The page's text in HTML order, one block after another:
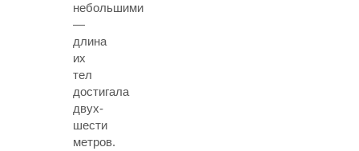
небольшими
—
длина
их
тел
достигала
двух-
шести
метров.